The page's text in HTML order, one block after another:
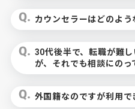
カウンセラーはどのよう
30代後半で、転職が難
が、それでも相談にのっ
外国籍なのですが利用で